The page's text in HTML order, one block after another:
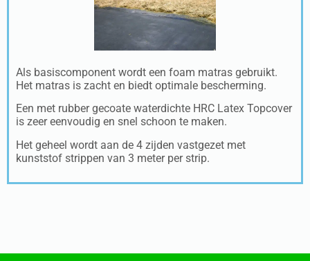
Als basiscomponent wordt een foam matras gebruikt.
Het matras is zacht en biedt optimale bescherming.
Een met rubber gecoate waterdichte HRC Latex Topcover
is zeer eenvoudig en snel schoon te maken.
Het geheel wordt aan de 4 zijden vastgezet met
kunststof strippen van 3 meter per strip.